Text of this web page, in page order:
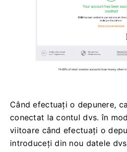
Când efectuați o depunere,
conectat la contul dvs. în
viitoare când efectuați o
introduceți din nou datele